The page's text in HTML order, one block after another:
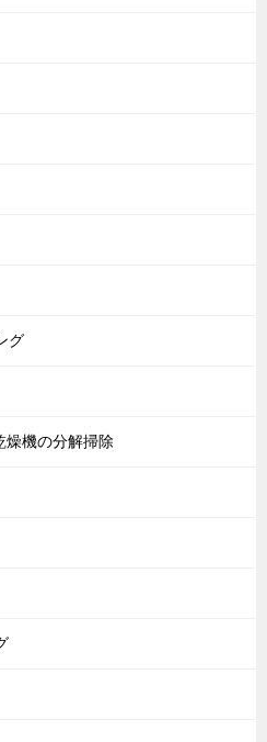
グ
燥機の分解掃除